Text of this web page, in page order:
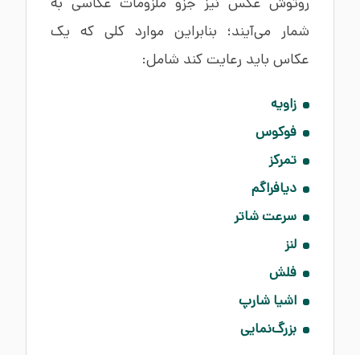
شمار می‌آیند؛ بنابراین موارد کلی که یک
عکاس باید رعایت کند شامل:
زاویه
فوکوس
تمرکز
دیافراگم
سرعت شاتر
لنز
فلش
اشیا شارپ
بزرگ‌نمایی